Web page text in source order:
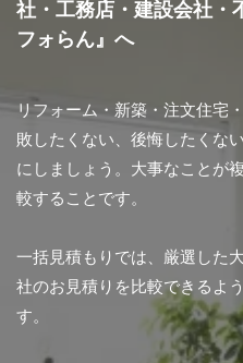
社・工務店・建設会社・
フォらん』へ
リフォーム・新築・注文住宅
敗したくない、後悔したくな
にしましょう。大事なことが
較することです。
一括見積もりでは、厳選した
社のお見積りを比較できるよ
す。